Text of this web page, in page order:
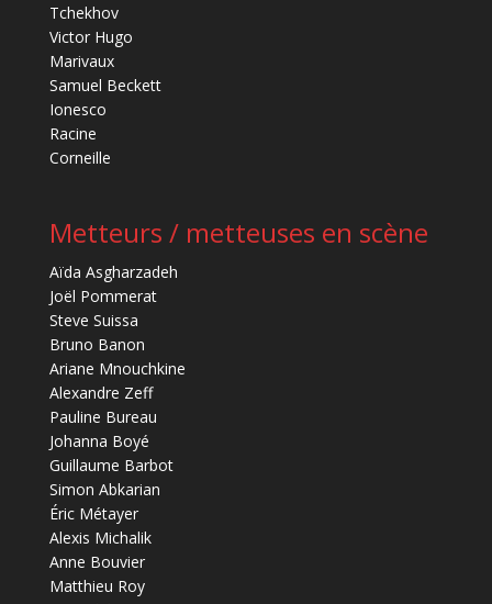
Tchekhov
Victor Hugo
Marivaux
Samuel Beckett
Ionesco
Racine
Corneille
Metteurs / metteuses en scène
Aïda Asgharzadeh
Joël Pommerat
Steve Suissa
Bruno Banon
Ariane Mnouchkine
Alexandre Zeff
Pauline Bureau
Johanna Boyé
Guillaume Barbot
Simon Abkarian
Éric Métayer
Alexis Michalik
Anne Bouvier
Matthieu Roy